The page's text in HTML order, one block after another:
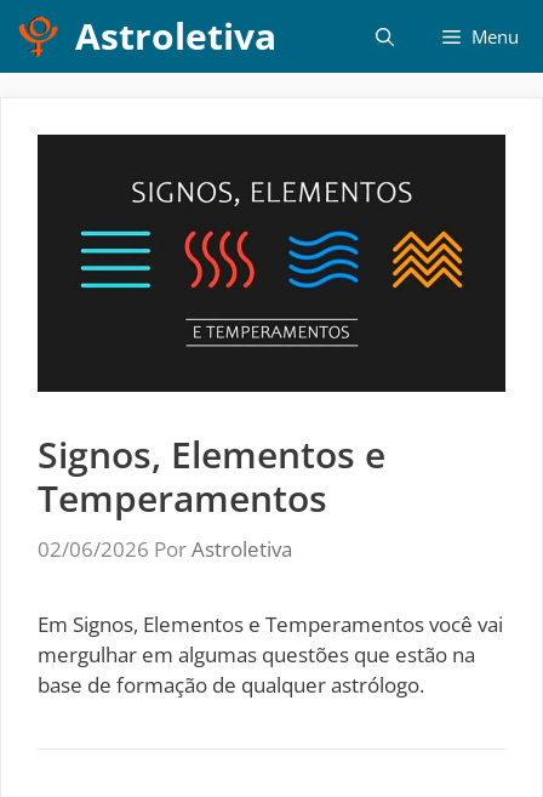
Pular
para
o
Astroletiva Menu
Signos, Elementos e
Temperamentos
02/06/2026 PorAstroletiva
Em Signos, Elementos e Temperamentos você vai
mergulhar em algumas questões que estão na
base de formação de qualquer astrólogo.